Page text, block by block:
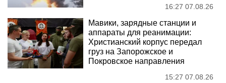
16:27 07.08.26
Мавики, зарядные станции и
аппараты для реанимации:
Христианский корпус передал
груз на Запорожское и
Покровское направления
15:27 07.08.26